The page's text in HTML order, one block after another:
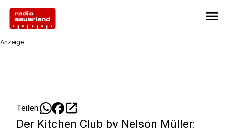
menu
Anzeige
Teilen: open_in_new
Der Kitchen Club by Nelson Müller: